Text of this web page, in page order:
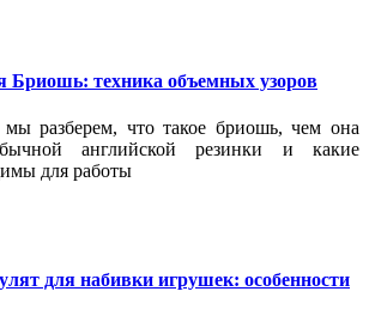
Бриошь: техника объемных узоров
мы разберем, что такое бриошь, чем она
английской резинки и какие
для работы
для набивки игрушек: особенности